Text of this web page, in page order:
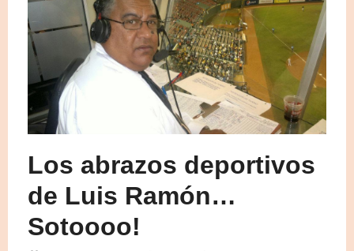
Los abrazos deportivos
de Luis Ramón…
Sotoooo!